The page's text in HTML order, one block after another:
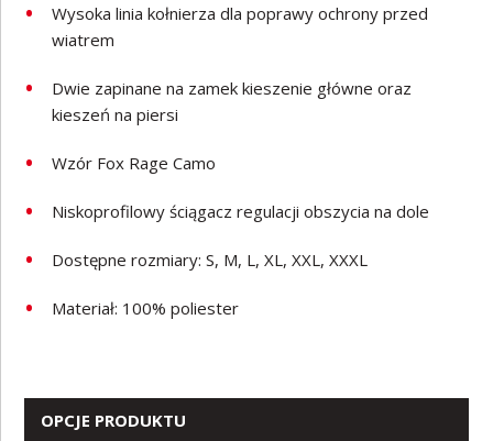
Wysoka linia kołnierza dla poprawy ochrony przed
wiatrem
Dwie zapinane na zamek kieszenie główne oraz
kieszeń na piersi
Wzór Fox Rage Camo
Niskoprofilowy ściągacz regulacji obszycia na dole
Dostępne rozmiary: S, M, L, XL, XXL, XXXL
Materiał: 100% poliester
OPCJE PRODUKTU